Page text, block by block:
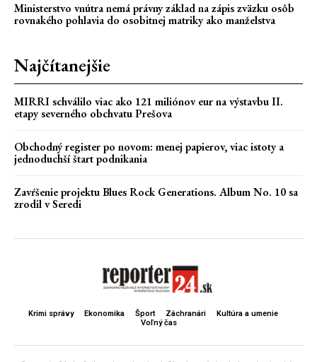
Ministerstvo vnútra nemá právny základ na zápis zväzku osôb
rovnakého pohlavia do osobitnej matriky ako manželstva
Najčítanejšie
MIRRI schválilo viac ako 121 miliónov eur na výstavbu II.
etapy severného obchvatu Prešova
Obchodný register po novom: menej papierov, viac istoty a
jednoduchší štart podnikania
Zavŕšenie projektu Blues Rock Generations. Album No. 10 sa
zrodil v Seredi
Krimi správy Ekonomika Šport Záchranári
Kultúra a umenie
Voľný čas